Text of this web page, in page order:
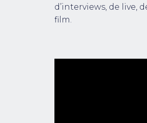
d’interviews, de live,
film.